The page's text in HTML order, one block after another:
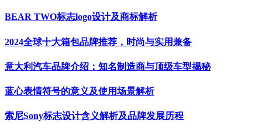
BEAR TWO标志logo设计及商标解析
2024全球十大箱包品牌推荐，时尚与实用兼备
意大利汽车品牌介绍：知名制造商与顶级车型揭秘
蓝心表情符号的意义及使用场景解析
索尼Sony标志设计含义解析及品牌发展历程